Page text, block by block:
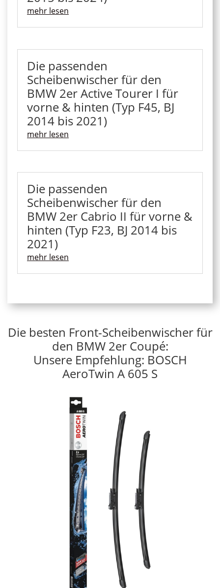
mehr lesen
Die passenden
Scheibenwischer für den
BMW 2er Active Tourer I für
vorne & hinten (Typ F45, BJ
2014 bis 2021)
mehr lesen
Die passenden
Scheibenwischer für den
BMW 2er Cabrio II für vorne &
hinten (Typ F23, BJ 2014 bis
2021)
mehr lesen
Die besten Front-Scheibenwischer für
den BMW 2er Coupé:
Unsere Empfehlung: BOSCH
AeroTwin A 605 S